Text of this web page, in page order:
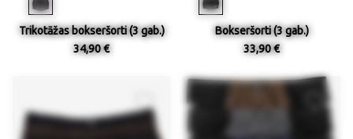
Trikotāžas bokseršorti (3 gab.)
34,90 €
Bokseršorti (3 gab.)
33,90 €